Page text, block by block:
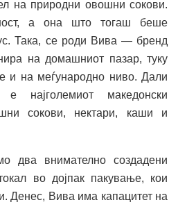
на природни овошни сокови.
а она што тогаш беше
Така, се роди Вива — бренд
на домашниот пазар, туку
и на меѓународно ниво. Дали
најголемиот македонски
сокови, нектари, каши и
два внимателно создадени
во дојпак пакување, кои
Денес, Вива има капацитет на